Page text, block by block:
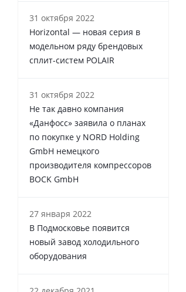
31 октября 2022
Horizontal — новая серия в
модельном ряду брендовых
сплит-систем POLAIR
31 октября 2022
Не так давно компания
«Данфосс» заявила о планах
по покупке у NORD Holding
GmbH немецкого
производителя компрессоров
BOCK GmbH
27 января 2022
В Подмосковье появится
новый завод холодильного
оборудования